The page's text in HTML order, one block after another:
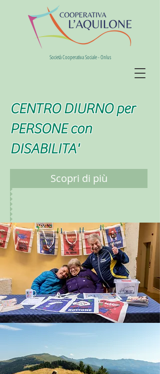
Società Cooperativa Sociale - Onlus
CENTRO DIURNO per
PERSONE con
DISABILITA'
Scopri di più